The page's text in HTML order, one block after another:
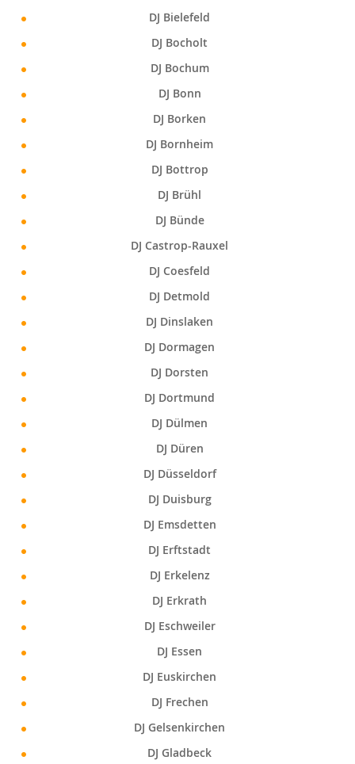
DJ Bielefeld
DJ Bocholt
DJ Bochum
DJ Bonn
DJ Borken
DJ Bornheim
DJ Bottrop
DJ Brühl
DJ Bünde
DJ Castrop-Rauxel
DJ Coesfeld
DJ Detmold
DJ Dinslaken
DJ Dormagen
DJ Dorsten
DJ Dortmund
DJ Dülmen
DJ Düren
DJ Düsseldorf
DJ Duisburg
DJ Emsdetten
DJ Erftstadt
DJ Erkelenz
DJ Erkrath
DJ Eschweiler
DJ Essen
DJ Euskirchen
DJ Frechen
DJ Gelsenkirchen
DJ Gladbeck